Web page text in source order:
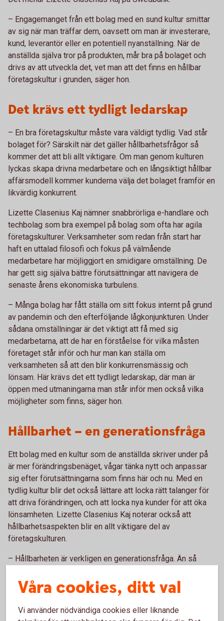
– Engagemanget från ett bolag med en sund kultur smittar
av sig när man träffar dem, oavsett om man är investerare,
kund, leverantör eller en potentiell nyanställning. När de
anställda själva tror på produkten, mår bra på bolaget och
drivs av att utveckla det, vet man att det finns en hållbar
företagskultur i grunden, säger hon.
Det krävs ett tydligt ledarskap
– En bra företagskultur måste vara väldigt tydlig. Vad står
bolaget för? Särskilt när det gäller hållbarhetsfrågor så
kommer det att bli allt viktigare. Om man genom kulturen
lyckas skapa drivna medarbetare och en långsiktigt hållbar
affärsmodell kommer kunderna välja det bolaget framför en
likvärdig konkurrent.
Lizette Clasenius Kaj nämner snabbrörliga e-handlare och
techbolag som bra exempel på bolag som ofta har agila
företagskulturer. Verksamheter som redan från start har
haft en uttalad filosofi och fokus på välmående
medarbetare har möjliggjort en smidigare omställning. De
har gett sig själva bättre förutsättningar att navigera de
senaste årens ekonomiska turbulens.
– Många bolag har fått ställa om sitt fokus internt på grund
av pandemin och den efterföljande lågkonjunkturen. Under
sådana omställningar är det viktigt att få med sig
medarbetarna, att de har en förståelse för vilka måsten
företaget står inför och hur man kan ställa om
verksamheten så att den blir konkurrensmässig och
lönsam. Här krävs det ett tydligt ledarskap, där man är
öppen med utmaningarna man står inför men också vilka
möjligheter som finns, säger hon.
Hållbarhet – en generationsfråga
Ett bolag med en kultur som de anställda skriver under på
är mer förändringsbenäget, vågar tänka nytt och anpassar
sig efter förutsättningarna som finns här och nu. Med en
tydlig kultur blir det också lättare att locka rätt talanger för
att driva förändringen, och att locka nya kunder för att öka
lönsamheten. Lizette Clasenius Kaj noterar också att
hållbarhetsaspekten blir en allt viktigare del av
företagskulturen.
– Hållbarheten är verkligen en generationsfråga. Än så
måste att ha hållbarheten integrerad i hela verksamheten
för att kunna attrahera arbetskraft och erbjuda en gångbar
produkt till marknaden, säger hon.
Våra cookies, ditt val
Vi använder nödvändiga cookies eller liknande